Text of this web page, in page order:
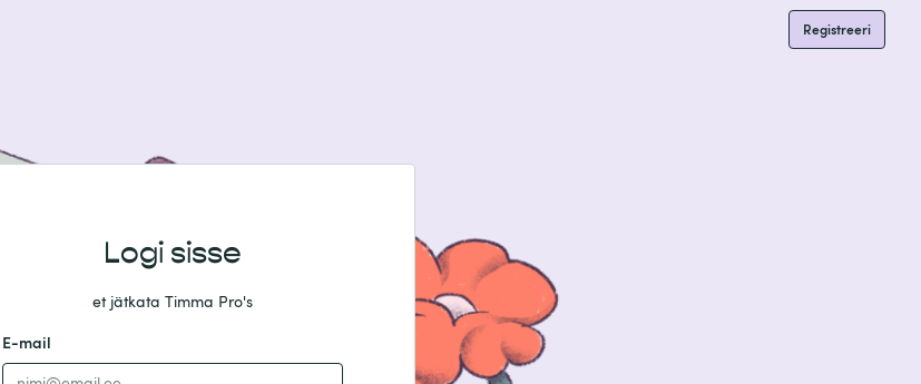
Registreeri
Logi sisse
et jätkata Timma Pro's
E-mail